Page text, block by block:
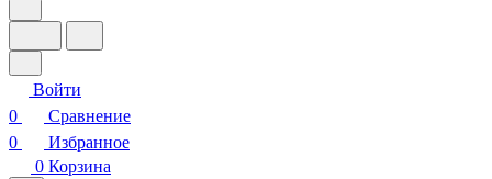
Войти
0
Сравнение
0
Избранное
0 Корзина